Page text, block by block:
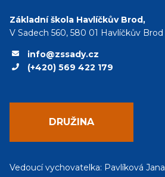
Základní škola Havlíčkův Brod,
V Sadech 560, 580 01 Havlíčkův Brod
info@zssady.cz
(+420) 569 422 179
DRUŽINA
Vedoucí vychovatelka: Pavlíková Jana